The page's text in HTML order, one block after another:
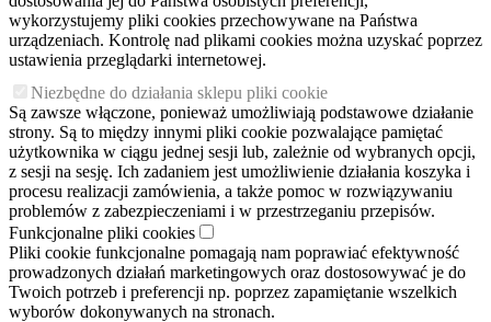
wykorzystujemy pliki cookies przechowywane na Państwa
urządzeniach. Kontrolę nad plikami cookies można uzyskać poprzez
ustawienia przeglądarki internetowej.
Niezbędne do działania sklepu pliki cookie
Są zawsze włączone, ponieważ umożliwiają podstawowe działanie
strony. Są to między innymi pliki cookie pozwalające pamiętać
użytkownika w ciągu jednej sesji lub, zależnie od wybranych opcji,
z sesji na sesję. Ich zadaniem jest umożliwienie działania koszyka i
procesu realizacji zamówienia, a także pomoc w rozwiązywaniu
problemów z zabezpieczeniami i w przestrzeganiu przepisów.
Funkcjonalne pliki cookies
Pliki cookie funkcjonalne pomagają nam poprawiać efektywność
prowadzonych działań marketingowych oraz dostosowywać je do
Twoich potrzeb i preferencji np. poprzez zapamiętanie wszelkich
wyborów dokonywanych na stronach.